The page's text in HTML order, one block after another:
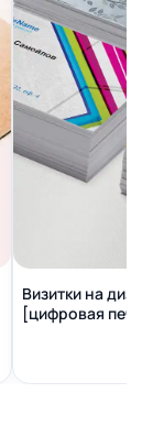
Визитки на
[цифровая